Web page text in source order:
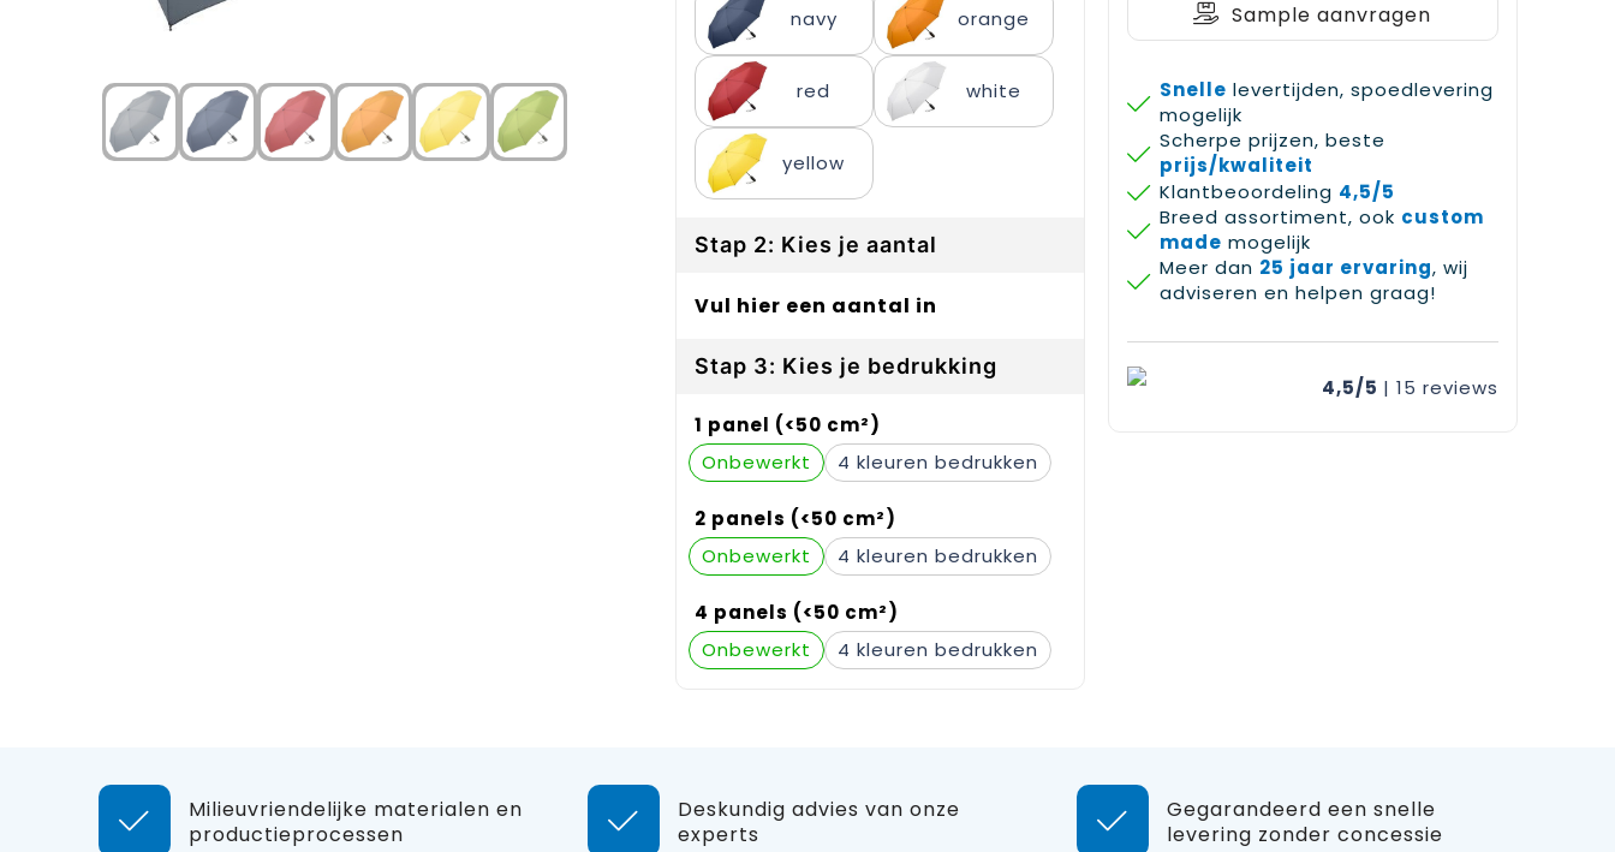
navy orange
red white
yellow
Stap 2: Kies je aantal
Vul hier een aantal in
Stap 3: Kies je bedrukking
1 panel (<50 cm²)
Onbewerkt
4
2 panels (<50 cm²)
Onbewerkt
4
4 panels (<50 cm²)
Onbewerkt
4
Sample aanvragen
Snelle levertijden, spoedlevering
mogelijk
Scherpe prijzen, beste
prijs/kwaliteit
Klantbeoordeling 4,5/5
Breed assortiment, ook custom
made mogelijk
Meer dan 25 jaar ervaring, wij
adviseren en helpen graag!
4,5/5 | 15 reviews
Milieuvriendelijke materialen en
productieprocessen
Deskundig advies van onze
experts
Gegarandeerd een snelle
levering zonder concessie